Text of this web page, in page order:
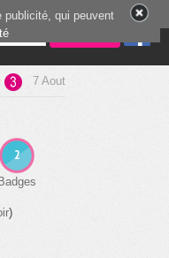
7 Aout
2
Badges
)
publicité, qui peuvent